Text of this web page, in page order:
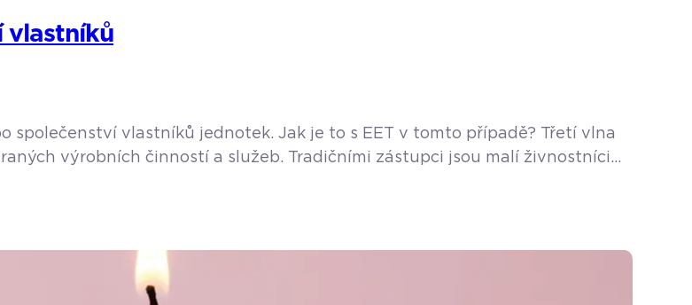
vlastníků
vlastníků jednotek. Jak je to s EET v tomto případě? Třetí vlna
výrobních činností a služeb. Tradičními zástupci jsou malí živnostníci